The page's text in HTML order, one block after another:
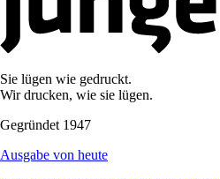
Sie lügen wie gedruckt.
Wir drucken, wie sie lügen.
Gegründet 1947
Ausgabe von heute